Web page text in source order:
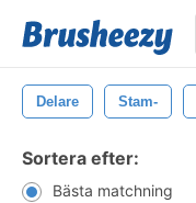
Delare Stam-
Sortera efter:
Bästa matchning